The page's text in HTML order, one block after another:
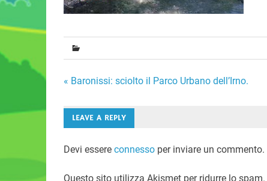
Navigazione
articoli
« Baronissi: sciolto il Parco Urbano dell’Irno.
LEAVE A REPLY
Devi essere connessoper inviare un commento.
Questo sito utilizza Akismet per ridurre lo spam.